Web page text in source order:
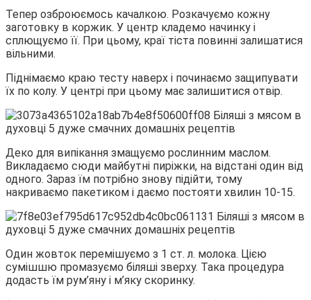
Тепер озброюємось качалкою. Розкачуємо кожну
заготовку в коржик. У центр кладемо начинку і
сплющуємо її. При цьому, краї тіста повинні залишатися
вільними.
Піднімаємо краю тесту наверх і починаємо защипувати
їх по колу. У центрі при цьому має залишитися отвір.
Деко для випікання змащуємо рослинним маслом.
Викладаємо сюди майбутні пиріжки, на відстані один від
одного. Зараз їм потрібно знову підійти, тому
накриваємо пакетиком і даємо постояти хвилин 10-15.
Один жовток перемішуємо з 1 ст. л. молока. Цією
сумішшю промазуємо біляші зверху. Така процедура
додасть їм рум’яну і м’яку скоринку.